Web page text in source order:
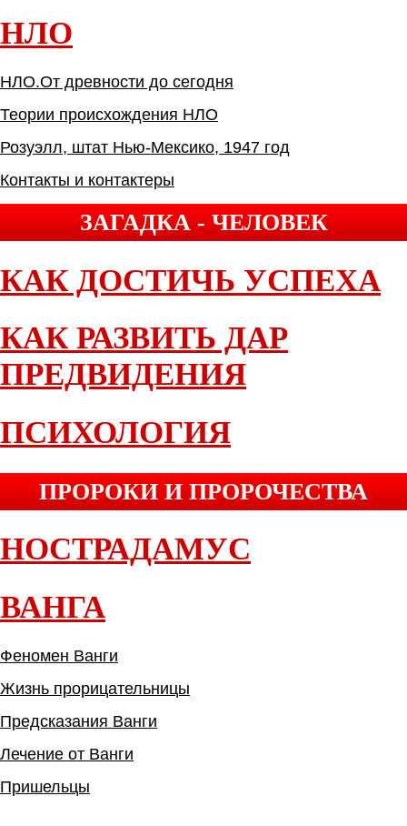
НЛО
НЛО.От древности до сегодня
Теории происхождения НЛО
Розуэлл, штат Нью-Мексико, 1947 год
Контакты и контактеры
ЗАГАДКА - ЧЕЛОВЕК
КАК ДОСТИЧЬ УСПЕХА
КАК РАЗВИТЬ ДАР
ПРЕДВИДЕНИЯ
ПСИХОЛОГИЯ
ПРОРОКИ И ПРОРОЧЕСТВА
НОСТРАДАМУС
ВАНГА
Феномен Ванги
Жизнь прорицательницы
Предсказания Ванги
Лечение от Ванги
Пришельцы